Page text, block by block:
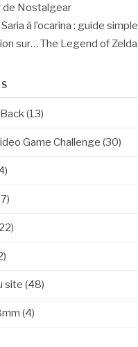
de Nostalgear
à l’ocarina : guide simple
sur… The Legend of Zelda
(13)
Game Challenge (30)
site (48)
(4)